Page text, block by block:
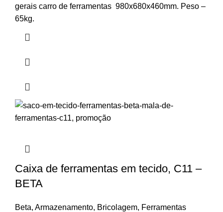
gerais carro de ferramentas 980x680x460mm. Peso –
65kg.
Caixa de ferramentas em tecido, C11 –
BETA
Beta, Armazenamento, Bricolagem, Ferramentas